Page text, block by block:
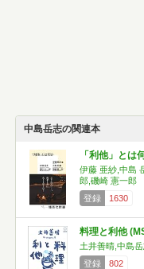
中島岳志の関連本
「利他」とは
伊藤 亜紗,中島
郎,磯崎 憲一郎
登録
1630
料理と利他
土井善晴,中島
登録
802